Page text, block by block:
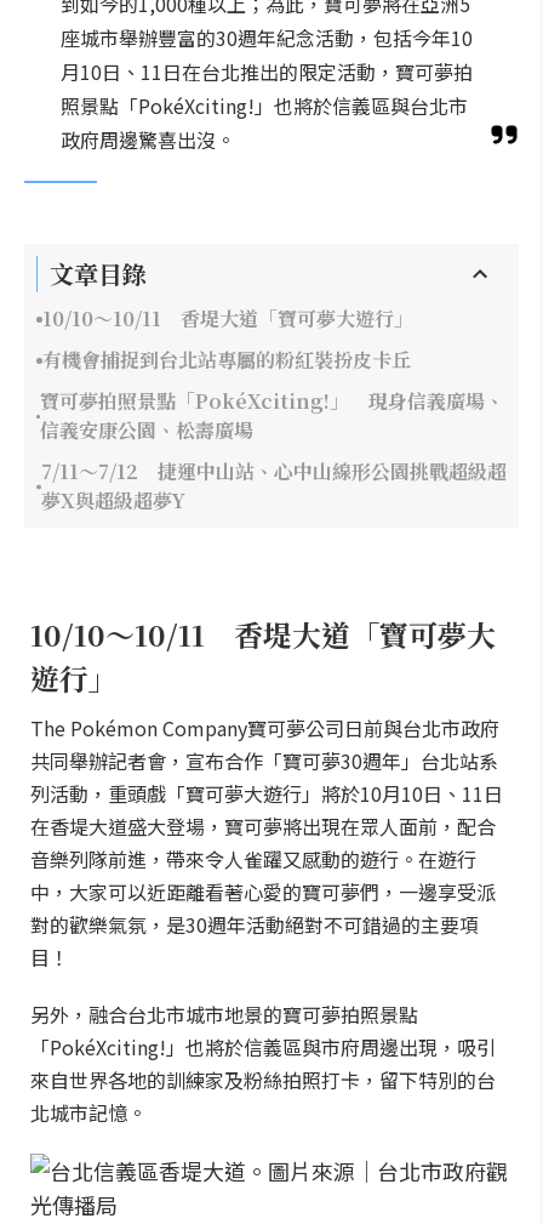
座城市舉辦豐富的30週年紀念活動，包括今年10
月10日、11日在台北推出的限定活動，寶可夢拍
照景點「PokéXciting!」也將於信義區與台北市
政府周邊驚喜出沒。
文章目錄
10/10～10/11 香堤大道「寶可夢大遊行」
有機會捕捉到台北站專屬的粉紅裝扮皮卡丘
寶可夢拍照景點「PokéXciting!」 現身信義廣場、
信義安康公園、松壽廣場
7/11～7/12 捷運中山站、心中山線形公園挑戰超級超
夢X與超級超夢Y
10/10～10/11 香堤大道「寶可夢大
遊行」
The Pokémon Company寶可夢公司日前與台北市政府
共同舉辦記者會，宣布合作「寶可夢30週年」台北站系
列活動，重頭戲「寶可夢大遊行」將於10月10日、11日
在香堤大道盛大登場，寶可夢將出現在眾人面前，配合
音樂列隊前進，帶來令人雀躍又感動的遊行。在遊行
中，大家可以近距離看著心愛的寶可夢們，一邊享受派
對的歡樂氣氛，是30週年活動絕對不可錯過的主要項
目！
另外，融合台北市城市地景的寶可夢拍照景點
「PokéXciting!」也將於信義區與市府周邊出現，吸引
來自世界各地的訓練家及粉絲拍照打卡，留下特別的台
北城市記憶。